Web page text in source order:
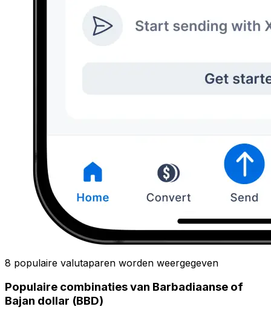
8 populaire valutaparen worden weergegeven
Populaire combinaties van Barbadiaanse of
Bajan dollar (BBD)